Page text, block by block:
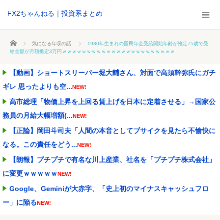
FX2ちゃんねる｜投資系まとめ
ホーム 気になる年収の話
1980年生まれの国民年金受給開始年齢が推定75歳で受
給金額が月額推定3万円ｗｗｗｗｗｗｗｗｗｗｗｗｗｗｗｗｗｗｗｗｗｗｗ
【動画】ショートスリーパー堀大輔さん、対面で高須幹弥氏にガチ
ギレ 思ったよりも空...NEW!
高市総理「物価上昇を上回る賃上げを日本に定着させる」→国家公
務員の月給大幅増額(...NEW!
【正論】岡田斗司夫「人間の本音としてブサイクを見たら不愉快に
なる。この責任をどう...NEW!
【朗報】プチプチで有名な川上産業、社名を「プチプチ株式会社」
に変更ｗｗｗｗｗNEW!
Google、Geminiが大赤字、「史上初のマイナスキャッシュフロ
ー」に陥るNEW!